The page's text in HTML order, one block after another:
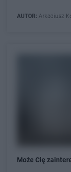
AUTOR: Arkadiusz
Może Cię